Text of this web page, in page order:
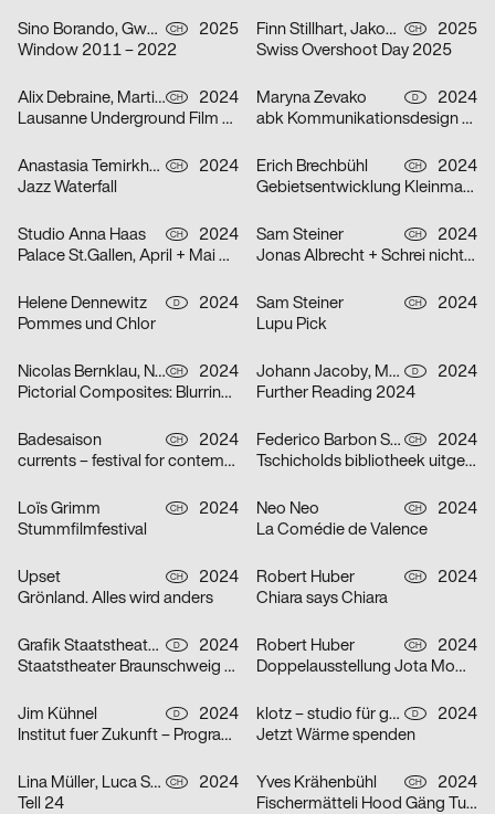
Sino Borando, Gwendoline Niederer, Serafina Räber CH
2025
Window 2011 – 2022
Finn Stillhart, Jakob Galler, Lorena Gamper CH
2025
Swiss Overshoot Day 2025
Alix Debraine, Martial Grin CH
2024
Lausanne Underground Film & Music Festival (LUFF) 2024
Maryna Zevako D
2024
abk Kommunikationsdesign Workshops
Anastasia Temirkhan CH
2024
Jazz Waterfall
Erich Brechbühl CH
2024
Gebietsentwicklung Kleinmatt-/Bireggstrasse
Studio Anna Haas CH
2024
Palace St.Gallen, April + Mai 2024
Sam Steiner CH
2024
Jonas Albrecht + Schrei nicht so Orkestra
Helene Dennewitz D
2024
Pommes und Chlor
Sam Steiner CH
2024
Lupu Pick
Nicolas Bernklau, Nina Flaitz CH
2024
Pictorial Composites: Blurring Boundaries – Ambiguous Realities
Johann Jacoby, Mark van Leeuwen D
2024
Further Reading 2024
Badesaison CH
2024
currents – festival for contemporary music
Federico Barbon Studio CH
2024
Tschicholds bibliotheek uitgepakt
Loïs Grimm CH
2024
Stummfilmfestival
Neo Neo CH
2024
La Comédie de Valence
Upset CH
2024
Grönland. Alles wird anders
Robert Huber CH
2024
Chiara says Chiara
Grafik Staatstheater Braunschweig, Running Water Creative Group, Studio Max Kuwertz D
2024
Staatstheater Braunschweig „Die Hölle ist leer, alle Teufel sind hier“
Robert Huber CH
2024
Doppelausstellung Jota Mombaça & Steffani Jemison
Jim Kühnel D
2024
Institut fuer Zukunft – Programmplakate
klotz – studio für gestaltung D
2024
Jetzt Wärme spenden
Lina Müller, Luca Schenardi, Wietlisbach Sophie CH
2024
Tell 24
Yves Krähenbühl CH
2024
Fischermätteli Hood Gäng Turbo-Tour